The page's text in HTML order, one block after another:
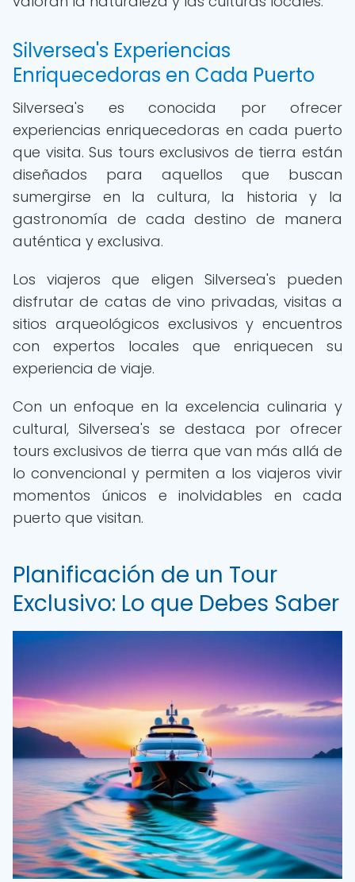
Silversea's Experiencias
Enriquecedoras en Cada Puerto
Silversea's es conocida por ofrecer
experiencias enriquecedoras en cada puerto
que visita. Sus tours exclusivos de tierra están
diseñados para aquellos que buscan
sumergirse en la cultura, la historia y la
gastronomía de cada destino de manera
auténtica y exclusiva.
Los viajeros que eligen Silversea's pueden
disfrutar de catas de vino privadas, visitas a
sitios arqueológicos exclusivos y encuentros
con expertos locales que enriquecen su
experiencia de viaje.
Con un enfoque en la excelencia culinaria y
cultural, Silversea's se destaca por ofrecer
tours exclusivos de tierra que van más allá de
lo convencional y permiten a los viajeros vivir
momentos únicos e inolvidables en cada
puerto que visitan.
Planificación de un Tour
Exclusivo: Lo que Debes Saber